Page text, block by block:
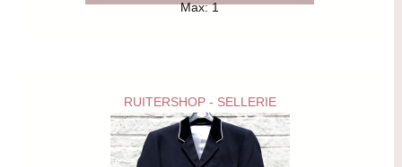
Max: 1
RUITERSHOP - SELLERIE